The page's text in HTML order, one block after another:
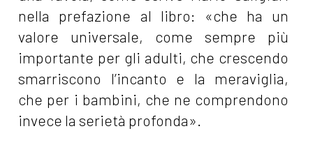
nella prefazione al libro: «che ha un
valore universale, come sempre più
importante per gli adulti, che crescendo
smarriscono l’incanto e la meraviglia,
che per i bambini, che ne comprendono
invece la serietà profonda».